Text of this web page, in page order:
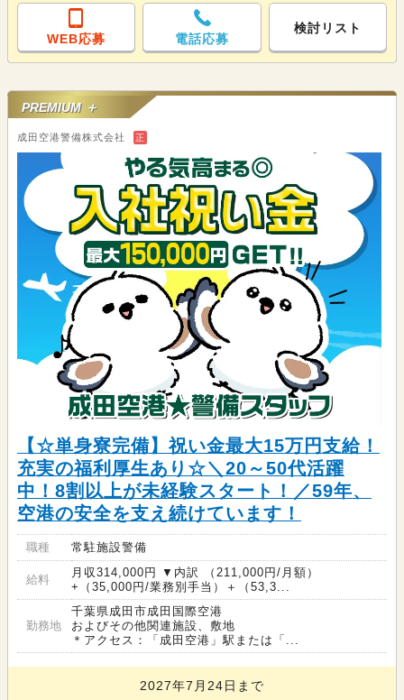
WEB応募 電話応募
検討リスト
PREMIUM ＋
成田空港警備株式会社 正
【☆単身寮完備】祝い金最大15万円支給！
充実の福利厚生あり☆＼20～50代活躍
中！8割以上が未経験スタート！／59年、
空港の安全を支え続けています！
職種 常駐施設警備
給料
月収314,000円 ▼内訳 （211,000円/月額）
+（35,000円/業務別手当）＋（53,3...
勤務地
千葉県成田市成田国際空港
およびその他関連施設、敷地
＊アクセス：「成田空港」駅または「...
2027年7月24日まで